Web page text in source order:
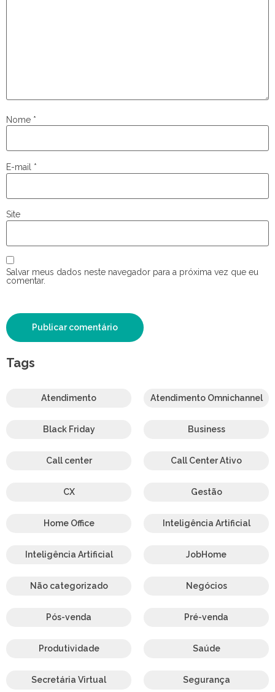
Nome *
E-mail *
Site
Salvar meus dados neste navegador para a próxima vez que eu
comentar.
Tags
Atendimento Atendimento Omnichannel
Black Friday Business
Call center Call Center Ativo
CX Gestão
Home Office Inteligência Artificial
Inteligência Artificial JobHome
Não categorizado Negócios
Pós-venda Pré-venda
Produtividade Saúde
Secretária Virtual Segurança